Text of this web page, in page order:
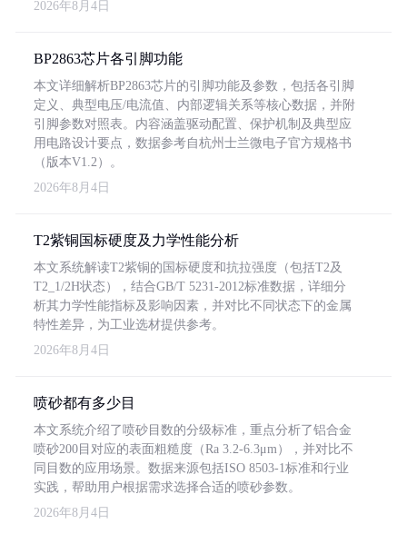
2026年8月4日
BP2863芯片各引脚功能
本文详细解析BP2863芯片的引脚功能及参数，包括各引脚
定义、典型电压/电流值、内部逻辑关系等核心数据，并附
引脚参数对照表。内容涵盖驱动配置、保护机制及典型应
用电路设计要点，数据参考自杭州士兰微电子官方规格书
（版本V1.2）。
2026年8月4日
T2紫铜国标硬度及力学性能分析
本文系统解读T2紫铜的国标硬度和抗拉强度（包括T2及
T2_1/2H状态），结合GB/T 5231-2012标准数据，详细分
析其力学性能指标及影响因素，并对比不同状态下的金属
特性差异，为工业选材提供参考。
2026年8月4日
喷砂都有多少目
本文系统介绍了喷砂目数的分级标准，重点分析了铝合金
喷砂200目对应的表面粗糙度（Ra 3.2-6.3μm），并对比不
同目数的应用场景。数据来源包括ISO 8503-1标准和行业
实践，帮助用户根据需求选择合适的喷砂参数。
2026年8月4日